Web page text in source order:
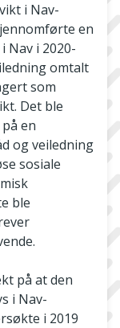
i Nav-
en
Nav i 2020-
omtalt
som
Det ble
en
og veiledning
sosiale
ble
på at den
i Nav-
i 2019